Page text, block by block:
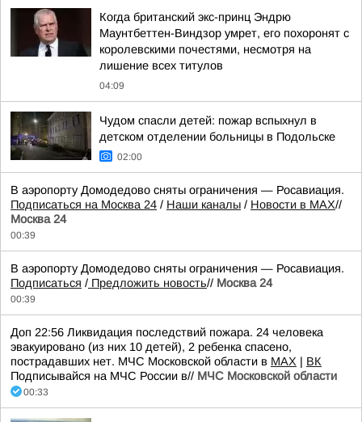
Когда британский экс-принц Эндрю
Маунтбеттен-Виндзор умрет, его похоронят с
королевскими почестями, несмотря на
лишение всех титулов
04:09
Чудом спасли детей: пожар вспыхнул в
детском отделении больницы в Подольске
02:00
В аэропорту Домодедово сняты ограничения — Росавиация.
Подписаться на Москва 24 / Наши каналы / Новости в MAX//
Москва 24
00:39
В аэропорту Домодедово сняты ограничения — Росавиация.
Подписаться / Предложить новость// Москва 24
00:39
Доп 22:56 Ликвидация последствий пожара. 24 человека
эвакуировано (из них 10 детей), 2 ребенка спасено,
пострадавших нет. МЧС Московской области в MAX | ВК
Подписывайся на МЧС России в// МЧС Московской области
00:33